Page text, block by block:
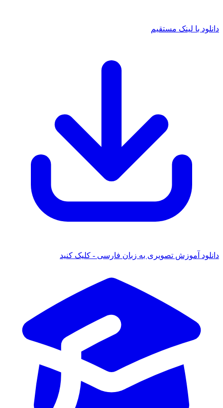
دانلود با لینک مستقیم
دانلود آموزش تصویری به زبان فارسی - کلیک کنید